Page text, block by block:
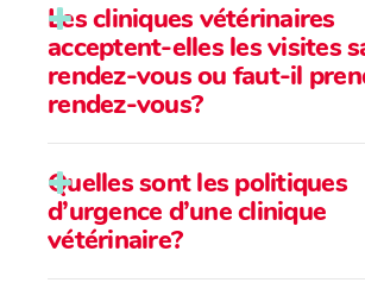
Les cliniques vétérinaires
acceptent-elles les visites
rendez-vous ou faut-il
rendez-vous?
Quelles sont les politiques
d’urgence d’une clinique
vétérinaire?